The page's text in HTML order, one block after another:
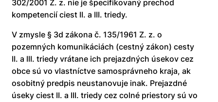
302/2001 Z. z. nie je špecifikovaný prechod
kompetencií ciest II. a III. triedy.
V zmysle § 3d zákona č. 135/1961 Z. z. o
pozemných komunikáciách (cestný zákon) cesty
II. a III. triedy vrátane ich prejazdných úsekov cez
obce sú vo vlastníctve samosprávneho kraja, ak
osobitný predpis neustanovuje inak. Prejazdné
úseky ciest II. a III. triedy cez colné priestory sú vo